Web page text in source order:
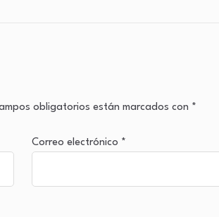
obligatorios están marcados con *
Correo electrónico *